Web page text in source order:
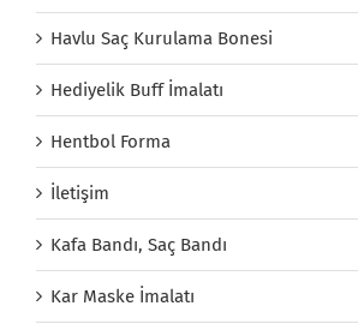
Havlu Saç Kurulama Bonesi
Hediyelik Buff İmalatı
Hentbol Forma
İletişim
Kafa Bandı, Saç Bandı
Kar Maske İmalatı